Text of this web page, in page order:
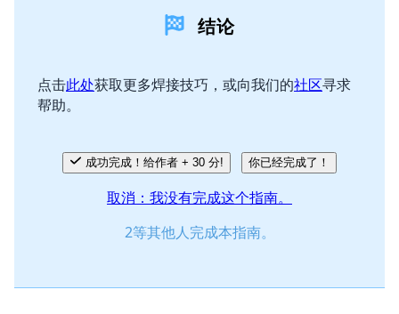
结论
点击此处获取更多焊接技巧，或向我们的社区寻求
帮助。
成功完成！给作者 + 30 分! 你已经完成了！
取消：我没有完成这个指南。
2等其他人完成本指南。